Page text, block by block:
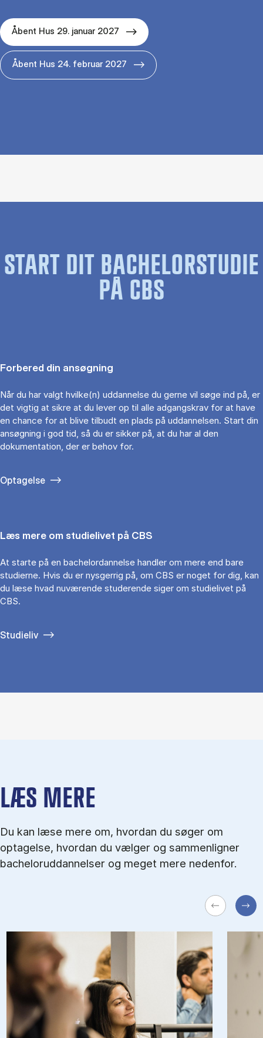
Åbent Hus 29. januar 2027
Åbent Hus 24. februar 2027
START DIT BACHELORSTUDIE
PÅ CBS
Forbered din ansøgning
Når du har valgt hvilke(n) uddannelse du gerne vil søge ind på, er
det vigtig at sikre at du lever op til alle adgangskrav for at have
en chance for at blive tilbudt en plads på uddannelsen. Start din
ansøgning i god tid, så du er sikker på, at du har al den
dokumentation, der er behov for.
Optagelse
Læs mere om studielivet på CBS
At starte på en bachelordannelse handler om mere end bare
studierne. Hvis du er nysgerrig på, om CBS er noget for dig, kan
du læse hvad nuværende studerende siger om studielivet på
CBS.
Studieliv
LÆS MERE
Du kan læse mere om, hvordan du søger om
optagelse, hvordan du vælger og sammenligner
bacheloruddannelser og meget mere nedenfor.